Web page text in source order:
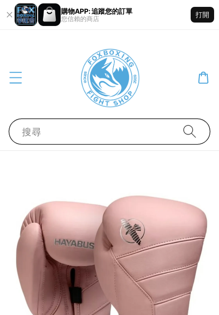
購物APP: 追蹤您的訂單
您信賴的商店
打開
搜尋